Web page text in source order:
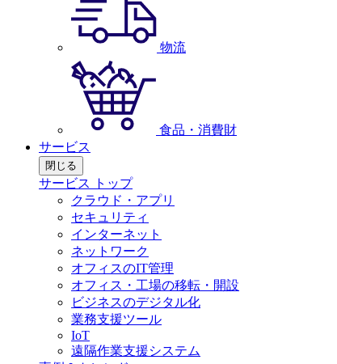
物流
食品・消費財
サービス
閉じる
サービス トップ
クラウド・アプリ
セキュリティ
インターネット
ネットワーク
オフィスのIT管理
オフィス・工場の移転・開設
ビジネスのデジタル化
業務支援ツール
IoT
遠隔作業支援システム